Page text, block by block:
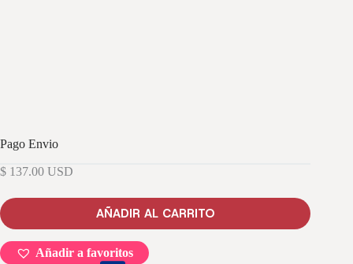
Pago Envio
$ 137.00 USD
AÑADIR AL CARRITO
Añadir a favoritos